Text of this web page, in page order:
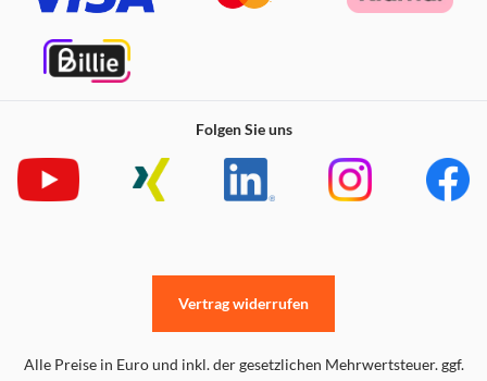
Folgen Sie uns
Alle Preise in Euro und inkl. der gesetzlichen Mehrwertsteuer. ggf.
Vertrag widerrufen